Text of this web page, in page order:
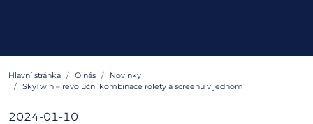
Hlavní stránka O nás
Novinky
SkyTwin – revoluční kombinace rolety a screenu v jednom
2024-01-10